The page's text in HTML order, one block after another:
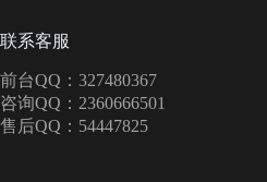
联系客服
前台QQ：327480367
咨询QQ：2360666501
售后QQ：54447825